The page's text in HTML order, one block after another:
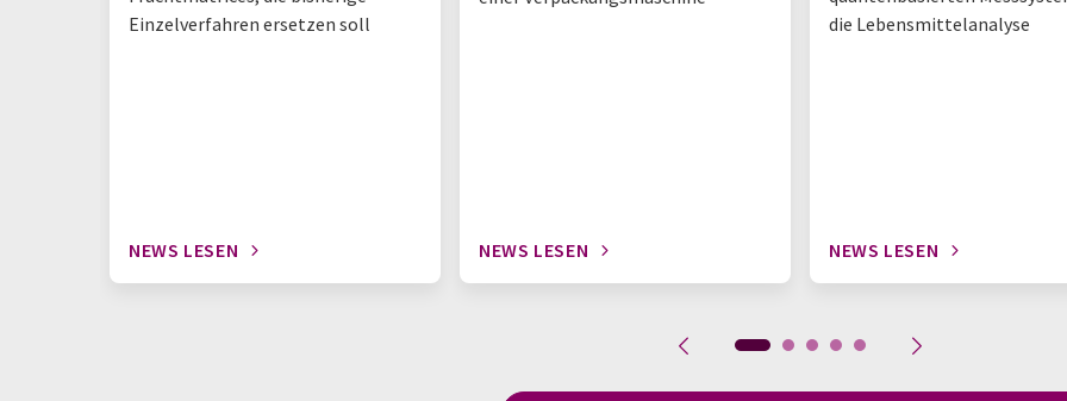
Einzelverfahren ersetzen soll
NEWS LESEN NEWS LESEN
die Lebensmittelanalyse
NEWS LESEN